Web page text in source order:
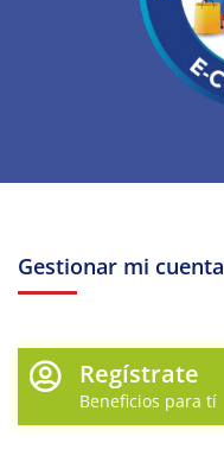
Gestionar mi cuenta
Regístrate
Beneficios para tí